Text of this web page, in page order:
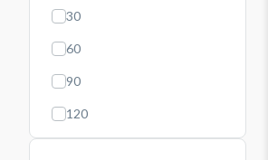
30
60
90
120